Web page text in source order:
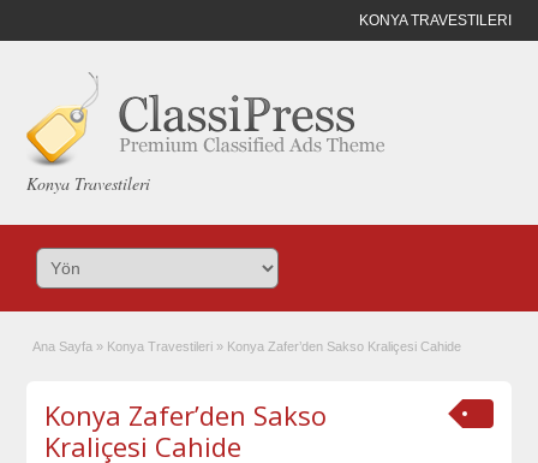
KONYA TRAVESTILERI
Konya Travestileri
Ana Sayfa » Konya Travestileri » Konya Zafer’den Sakso Kraliçesi Cahide
Konya Zafer’den Sakso
Kraliçesi Cahide